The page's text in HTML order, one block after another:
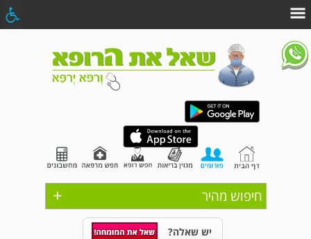
+ חיפוש מהיר
יש שאלה?